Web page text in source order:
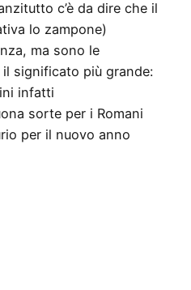
c’è da dire che il
lo zampone)
ma sono le
significato più grande:
infatti
sorte per i Romani
per il nuovo anno